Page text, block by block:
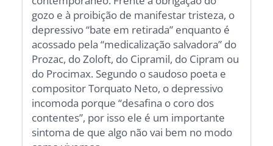
gozo e à proibição de manifestar tristeza, o
depressivo “bate em retirada” enquanto é
acossado pela “medicalização salvadora” do
Prozac, do Zoloft, do Cipramil, do Cipram ou
do Procimax. Segundo o saudoso poeta e
compositor Torquato Neto, o depressivo
incomoda porque “desafina o coro dos
contentes”, por isso ele é um importante
sintoma de que algo não vai bem no modo